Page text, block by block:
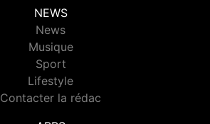
NEWS
News
Musique
Sport
Lifestyle
Contacter la rédac